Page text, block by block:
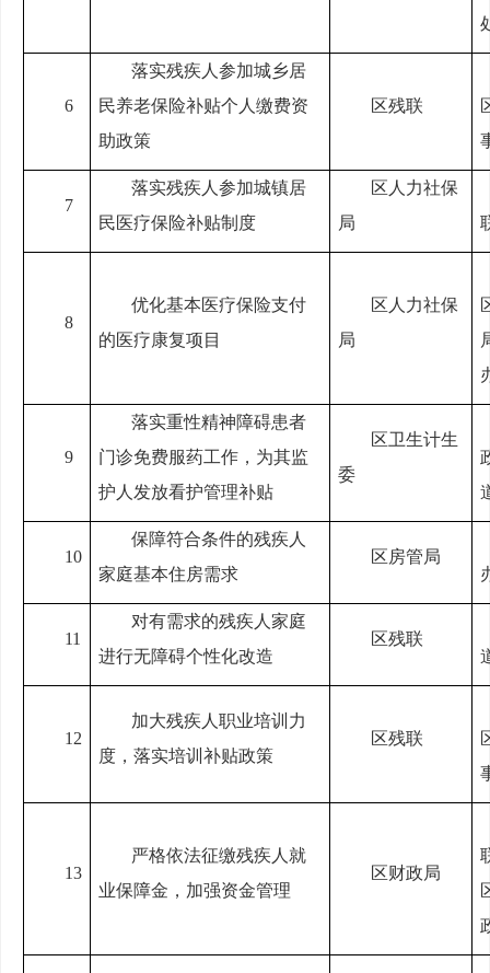
6
落实残疾人参加城乡居
民养老保险补贴个人缴费资
助政策
区残联
7
落实残疾人参加城镇居
民医疗保险补贴制度
区人力社保
局
8
优化基本医疗保险支付
的医疗康复项目
区人力社保
局
9
落实重性精神障碍患者
门诊免费服药工作，为其监
护人发放看护管理补贴
区卫生计生
委
10
保障符合条件的残疾人
家庭基本住房需求
区房管局
11
对有需求的残疾人家庭
进行无障碍个性化改造
区残联
12
加大残疾人职业培训力
度，落实培训补贴政策
区残联
13
严格依法征缴残疾人就
业保障金，加强资金管理
区财政局